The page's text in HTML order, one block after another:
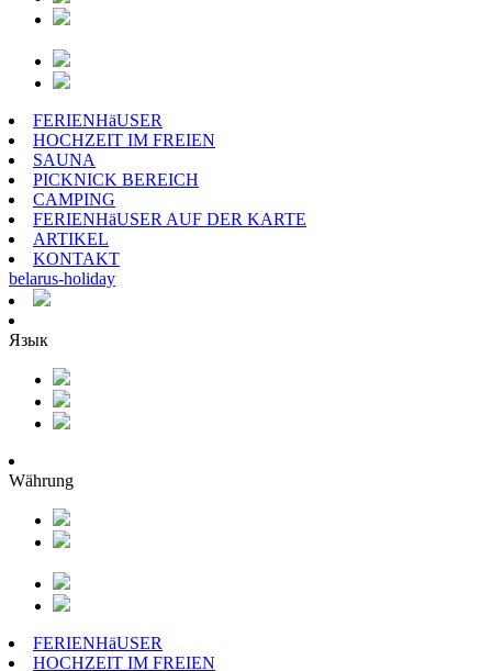
FERIENHäUSER
HOCHZEIT IM FREIEN
SAUNA
PICKNICK BEREICH
CAMPING
FERIENHäUSER AUF DER KARTE
ARTIKEL
KONTAKT
belarus-holiday
Язык
Währung
FERIENHäUSER
HOCHZEIT IM FREIEN